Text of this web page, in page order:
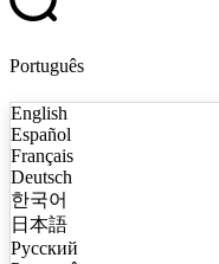
Português
English
Español
Français
Deutsch
한국어
日本語
Русский